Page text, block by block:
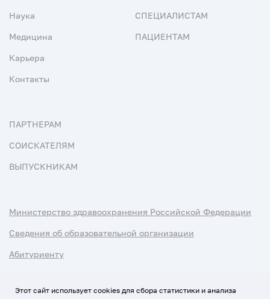
Наука
Медицина
Карьера
Контакты
СПЕЦИАЛИСТАМ
ПАЦИЕНТАМ
ПАРТНЕРАМ
СОИСКАТЕЛЯМ
ВЫПУСКНИКАМ
Министерство здравоохранения Российской Федерации
Сведения об образовательной организации
Абитуриенту
Этот сайт использует cookies для сбора статистики и анализа